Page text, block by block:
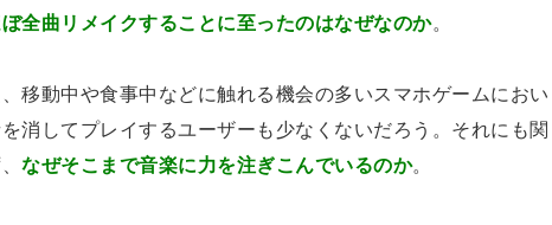
全曲リメイクすることに至ったのはなぜなのか。
移動中や食事中などに触れる機会の多いスマホゲームにおい
消してプレイするユーザーも少なくないだろう。それにも関
なぜそこまで音楽に力を注ぎこんでいるのか。